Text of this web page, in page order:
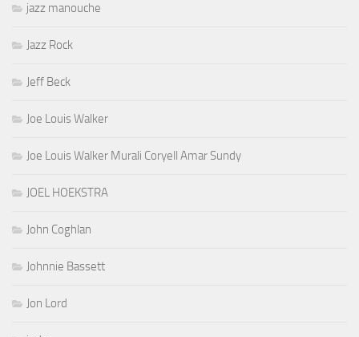
jazz manouche
Jazz Rock
Jeff Beck
Joe Louis Walker
Joe Louis Walker Murali Coryell Amar Sundy
JOEL HOEKSTRA
John Coghlan
Johnnie Bassett
Jon Lord